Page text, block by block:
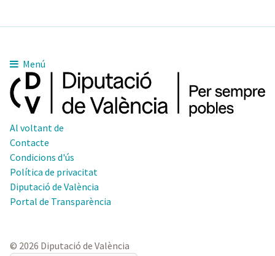
Menú
Al voltant de
Contacte
Condicions d'ús
Política de privacitat
Diputació de València
Portal de Transparència
© 2026 Diputació de València